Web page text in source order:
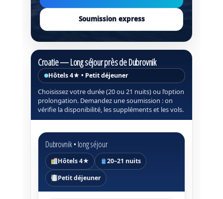
Soumission express
Croatie — Long séjour près de Dubrovnik
Hôtels 4★ • Petit déjeuner
Choisissez votre durée (20 ou 21 nuits) ou l’option
prolongation. Demandez une soumission : on
vérifie la disponibilité, les suppléments et les vols.
Dubrovnik • long séjour
Hôtels 4★
20–21 nuits
Petit déjeuner